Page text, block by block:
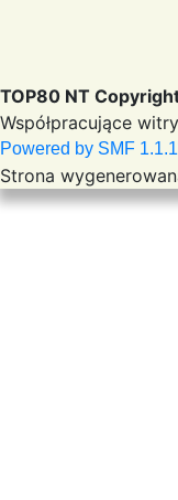
TOP80 NT
Współpracujące
Powered by SMF
Strona